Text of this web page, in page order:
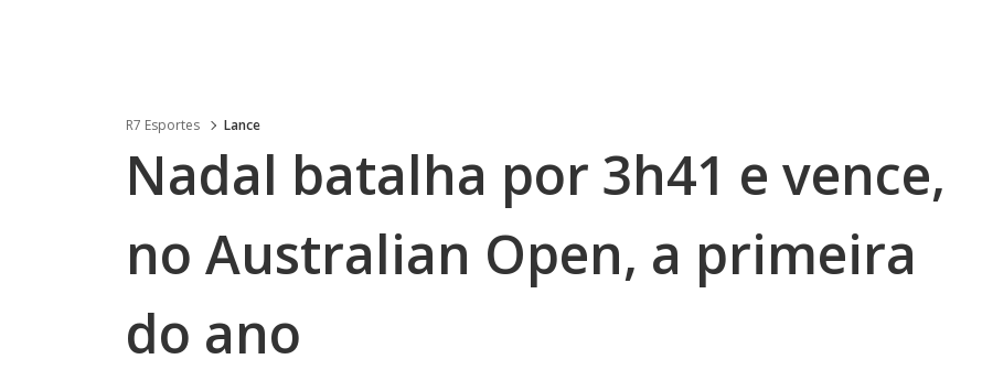
R7 Esportes Lance
Nadal batalha por 3h41 e vence,
no Australian Open, a primeira
do ano